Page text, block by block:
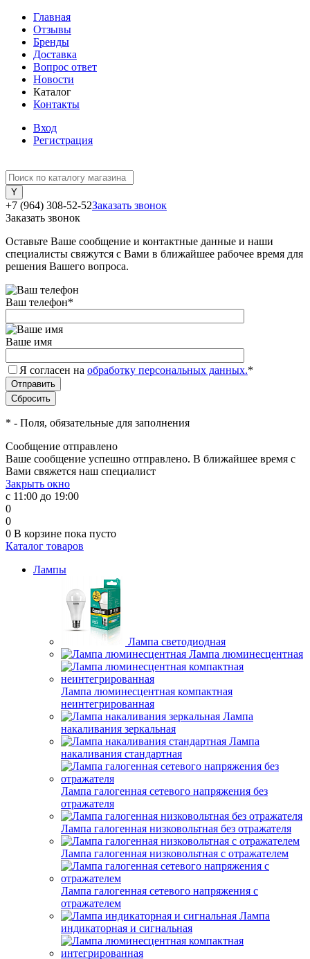
Главная
Отзывы
Бренды
Доставка
Вопрос ответ
Новости
Каталог
Контакты
Вход
Регистрация
+7 (964) 308-52-52Заказать звонок
Заказать звонок
Оставьте Ваше сообщение и контактные данные и наши
специалисты свяжутся с Вами в ближайшее рабочее время для
решения Вашего вопроса.
Ваш телефон*
Ваше имя
Я согласен на обработку персональных данных.*
* - Поля, обязательные для заполнения
Сообщение отправлено
Ваше сообщение успешно отправлено. В ближайшее время с
Вами свяжется наш специалист
Закрыть окно
с 11:00 до 19:00
0
0
0 В корзине пока пусто
Каталог товаров
Лампы
Лампа светодиодная
Лампа люминесцентная
Лампа люминесцентная компактная
неинтегрированная
Лампа
накаливания зеркальная
Лампа
накаливания стандартная
Лампа галогенная сетевого напряжения без
отражателя
Лампа галогенная низковольтная без отражателя
Лампа галогенная низковольтная с отражателем
Лампа галогенная сетевого напряжения с
отражателем
Лампа
индикаторная и сигнальная